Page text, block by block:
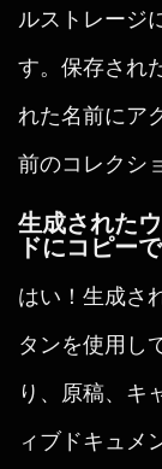
ルストレージ
す。保存され
れた名前にア
前のコレクシ
生成された
ドにコピー
はい！生成さ
タンを使用し
り、原稿、キ
ィブドキュメ